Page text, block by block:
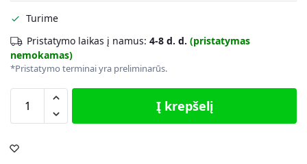
Turime
Pristatymo laikas į namus: 4-8 d. d. (pristatymas
nemokamas)
*Pristatymo terminai yra preliminarūs.
Į krepšelį